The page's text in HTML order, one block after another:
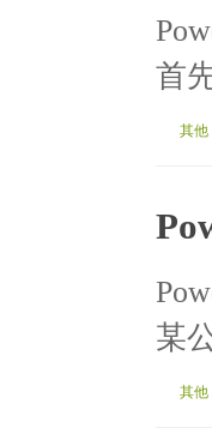
首
其他
某
其他